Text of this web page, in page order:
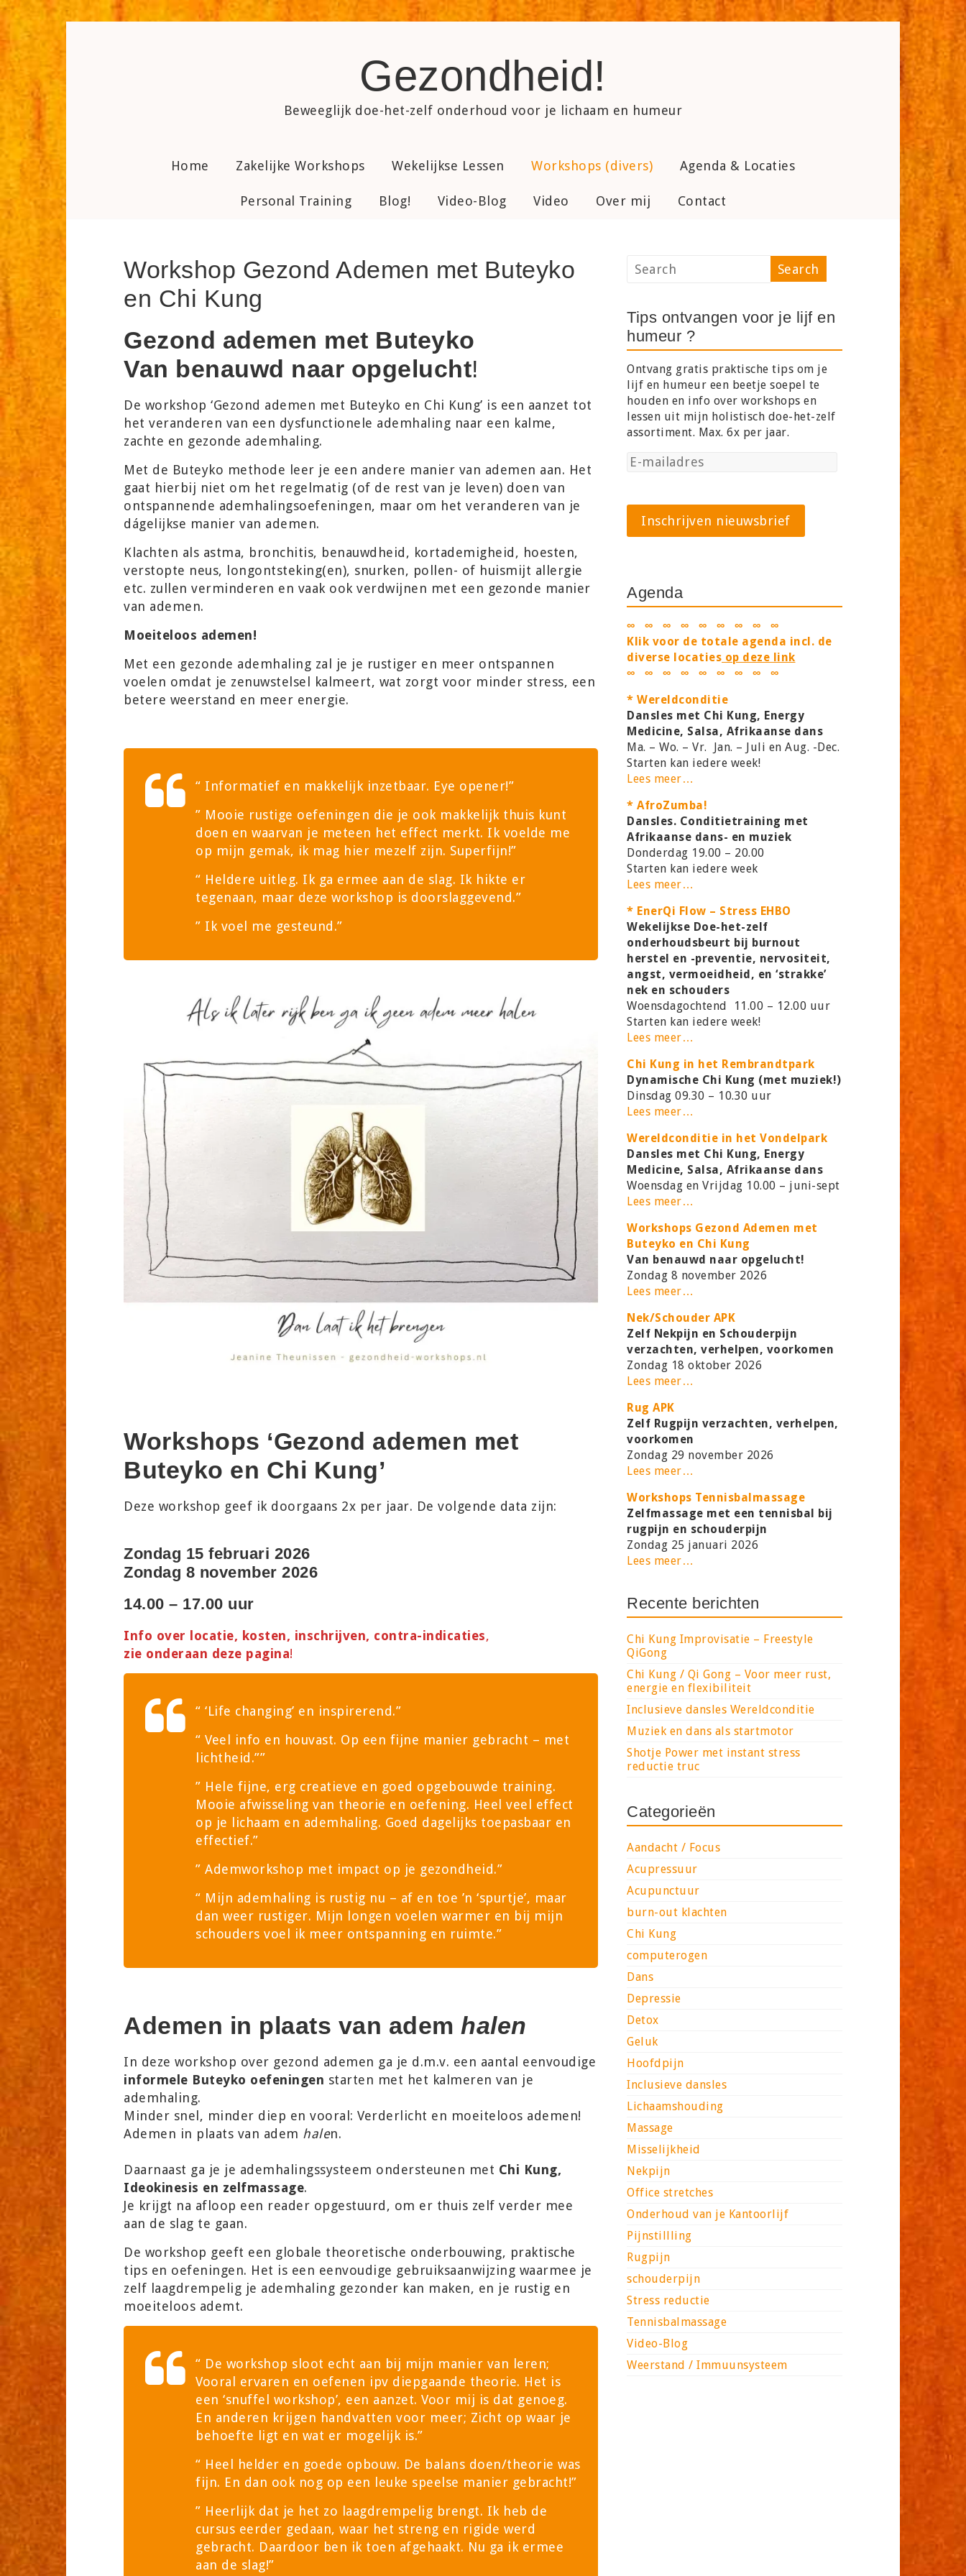
Skip
Gezondheid!
Beweeglijk doe-het-zelf onderhoud voor je lichaam en humeur
Home Zakelijke Workshops Wekelijkse Lessen Workshops (divers) Agenda & Locaties
Personal Training Blog! Video-Blog Video Over mij Contact
Workshop Gezond Ademen met Buteyko
en Chi Kung
Gezond ademen met Buteyko
Van benauwd naar opgelucht!
De workshop ‘Gezond ademen met Buteyko en Chi Kung’ is een aanzet tot
het veranderen van een dysfunctionele ademhaling naar een kalme,
zachte en gezonde ademhaling.
Met de Buteyko methode leer je een andere manier van ademen aan. Het
gaat hierbij niet om het regelmatig (of de rest van je leven) doen van
ontspannende ademhalingsoefeningen, maar om het veranderen van je
dágelijkse manier van ademen.
Klachten als astma, bronchitis, benauwdheid, kortademigheid, hoesten,
verstopte neus, longontsteking(en), snurken, pollen- of huismijt allergie
etc. zullen verminderen en vaak ook verdwijnen met een gezonde manier
van ademen.
Moeiteloos ademen!
Met een gezonde ademhaling zal je je rustiger en meer ontspannen
voelen omdat je zenuwstelsel kalmeert, wat zorgt voor minder stress, een
betere weerstand en meer energie.
“ Informatief en makkelijk inzetbaar. Eye opener!”
” Mooie rustige oefeningen die je ook makkelijk thuis kunt
doen en waarvan je meteen het effect merkt. Ik voelde me
op mijn gemak, ik mag hier mezelf zijn. Superfijn!”
“ Heldere uitleg. Ik ga ermee aan de slag. Ik hikte er
tegenaan, maar deze workshop is doorslaggevend.”
” Ik voel me gesteund.”
Workshops ‘Gezond ademen met
Buteyko en Chi Kung’
Deze workshop geef ik doorgaans 2x per jaar. De volgende data zijn:
Zondag 15 februari 2026
Zondag 8 november 2026
14.00 – 17.00 uur
Info over locatie, kosten, inschrijven, contra-indicaties,
zie onderaan deze pagina!
“ ‘Life changing’ en inspirerend.”
“ Veel info en houvast. Op een fijne manier gebracht – met
lichtheid.””
” Hele fijne, erg creatieve en goed opgebouwde training.
Mooie afwisseling van theorie en oefening. Heel veel effect
op je lichaam en ademhaling. Goed dagelijks toepasbaar en
effectief.”
” Ademworkshop met impact op je gezondheid.”
“ Mijn ademhaling is rustig nu – af en toe ’n ‘spurtje’, maar
dan weer rustiger. Mijn longen voelen warmer en bij mijn
schouders voel ik meer ontspanning en ruimte.”
Ademen in plaats van adem halen
In deze workshop over gezond ademen ga je d.m.v. een aantal eenvoudige
informele Buteyko oefeningen starten met het kalmeren van je
ademhaling.
Minder snel, minder diep en vooral: Verderlicht en moeiteloos ademen!
Ademen in plaats van adem halen.
Daarnaast ga je je ademhalingssysteem ondersteunen met Chi Kung,
Ideokinesis en zelfmassage.
Je krijgt na afloop een reader opgestuurd, om er thuis zelf verder mee
aan de slag te gaan.
De workshop geeft een globale theoretische onderbouwing, praktische
tips en oefeningen. Het is een eenvoudige gebruiksaanwijzing waarmee je
zelf laagdrempelig je ademhaling gezonder kan maken, en je rustig en
moeiteloos ademt.
“ De workshop sloot echt aan bij mijn manier van leren;
Vooral ervaren en oefenen ipv diepgaande theorie. Het is
een ‘snuffel workshop’, een aanzet. Voor mij is dat genoeg.
En anderen krijgen handvatten voor meer; Zicht op waar je
behoefte ligt en wat er mogelijk is.”
“ Heel helder en goede opbouw. De balans doen/theorie was
fijn. En dan ook nog op een leuke speelse manier gebracht!”
” Heerlijk dat je het zo laagdrempelig brengt. Ik heb de
cursus eerder gedaan, waar het streng en rigide werd
gebracht. Daardoor ben ik toen afgehaakt. Nu ga ik ermee
aan de slag!”
Tips ontvangen voor je lijf en
humeur ?
Ontvang gratis praktische tips om je
lijf en humeur een beetje soepel te
houden en info over workshops en
lessen uit mijn holistisch doe-het-zelf
assortiment. Max. 6x per jaar.
Agenda
∞ ∞ ∞ ∞ ∞ ∞ ∞ ∞ ∞
Klik voor de totale agenda incl. de
diverse locaties op deze link
∞ ∞ ∞ ∞ ∞ ∞ ∞ ∞ ∞
* Wereldconditie
Dansles met Chi Kung, Energy
Medicine, Salsa, Afrikaanse dans
Ma. – Wo. – Vr. Jan. – Juli en Aug. -Dec.
Starten kan iedere week!
Lees meer…
* AfroZumba!
Dansles. Conditietraining met
Afrikaanse dans- en muziek
Donderdag 19.00 – 20.00
Starten kan iedere week
Lees meer…
* EnerQi Flow – Stress EHBO
Wekelijkse Doe-het-zelf
onderhoudsbeurt bij burnout
herstel en -preventie, nervositeit,
angst, vermoeidheid, en ‘strakke’
nek en schouders
Woensdagochtend 11.00 – 12.00 uur
Starten kan iedere week!
Lees meer…
Chi Kung in het Rembrandtpark
Dynamische Chi Kung (met muziek!)
Dinsdag 09.30 – 10.30 uur
Lees meer…
Wereldconditie in het Vondelpark
Dansles met Chi Kung, Energy
Medicine, Salsa, Afrikaanse dans
Woensdag en Vrijdag 10.00 – juni-sept
Lees meer…
Workshops Gezond Ademen met
Buteyko en Chi Kung
Van benauwd naar opgelucht!
Zondag 8 november 2026
Lees meer…
Nek/Schouder APK
Zelf Nekpijn en Schouderpijn
verzachten, verhelpen, voorkomen
Zondag 18 oktober 2026
Lees meer…
Rug APK
Zelf Rugpijn verzachten, verhelpen,
voorkomen
Zondag 29 november 2026
Lees meer…
Workshops Tennisbalmassage
Zelfmassage met een tennisbal bij
rugpijn en schouderpijn
Zondag 25 januari 2026
Lees meer…
Recente berichten
Chi Kung Improvisatie – Freestyle
QiGong
Chi Kung / Qi Gong – Voor meer rust,
energie en flexibiliteit
Inclusieve dansles Wereldconditie
Muziek en dans als startmotor
Shotje Power met instant stress
reductie truc
Categorieën
Aandacht / Focus
Acupressuur
Acupunctuur
burn-out klachten
Chi Kung
computerogen
Dans
Depressie
Detox
Geluk
Hoofdpijn
Inclusieve dansles
Lichaamshouding
Massage
Misselijkheid
Nekpijn
Office stretches
Onderhoud van je Kantoorlijf
Pijnstillling
Rugpijn
schouderpijn
Stress reductie
Tennisbalmassage
Video-Blog
Weerstand / Immuunsysteem